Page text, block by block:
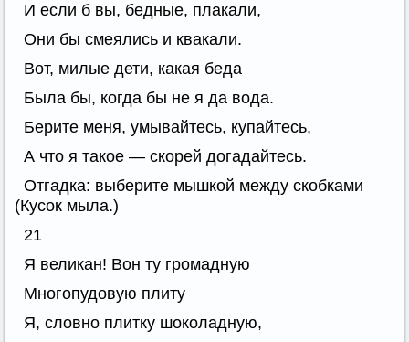
И если б вы, бедные, плакали,
Они бы смеялись и квакали.
Вот, милые дети, какая беда
Была бы, когда бы не я да вода.
Берите меня, умывайтесь, купайтесь,
А что я такое — скорей догадайтесь.
Отгадка: выберите мышкой между скобками
(Кусок мыла.)
21
Я великан! Вон ту громадную
Многопудовую плиту
Я, словно плитку шоколадную,